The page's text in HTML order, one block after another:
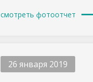
смотреть фотоотчет
26 января 2019